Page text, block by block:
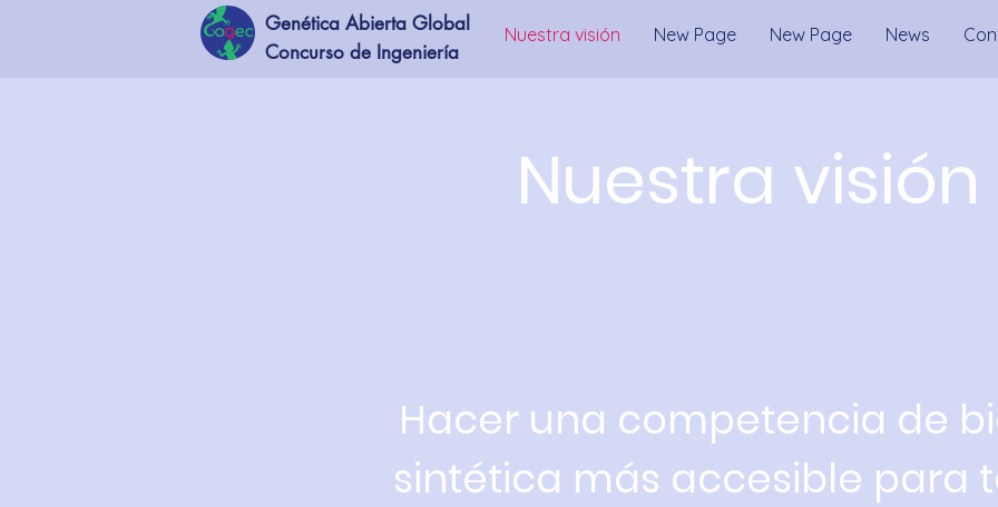
Genética Abierta Global
Concurso de Ingeniería
Nuestra visión New Page New Page News
Nuestra visión
Hacer una competencia de
sintética más accesible para